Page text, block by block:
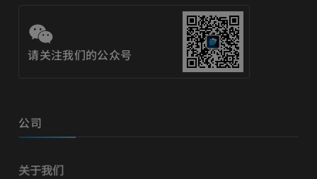
请关注我们的公众号
公司
关于我们